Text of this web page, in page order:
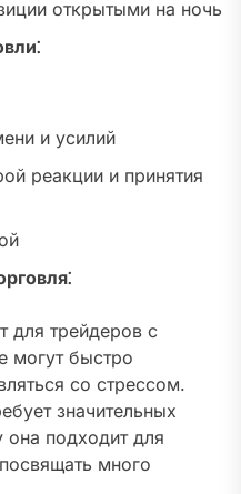
открытыми на ночь
и усилий
реакции и принятия
для трейдеров с
могут быстро
со стрессом.
значительных
она подходит для
много